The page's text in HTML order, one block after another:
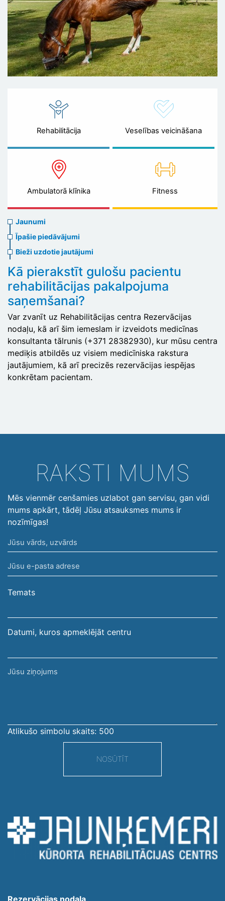
Rehabilitācija Veselības veicināšana
Ambulatorā klīnika Fitness
News
menu
Jaunumi
Īpašie piedāvājumi
Bieži uzdotie jautājumi
Kā pierakstīt gulošu pacientu
rehabilitācijas pakalpojuma
saņemšanai?
Var zvanīt uz Rehabilitācijas centra Rezervācijas
nodaļu, kā arī šim iemeslam ir izveidots medicīnas
konsultanta tālrunis (+371 28382930), kur mūsu centra
mediķis atbildēs uz visiem medicīniska rakstura
jautājumiem, kā arī precizēs rezervācijas iespējas
konkrētam pacientam.
RAKSTI MUMS
Mēs vienmēr cenšamies uzlabot gan servisu, gan vidi
mums apkārt, tādēļ Jūsu atsauksmes mums ir
nozīmīgas!
Jūsu
vārds,
uzvārds
Jūsu
e-
pasta
Temats
Datumi, kuros apmeklējāt centru
Jūsu
Atlikušo simbolu skaits: 500
NOSŪTĪT
Rezervācijas nodaļa